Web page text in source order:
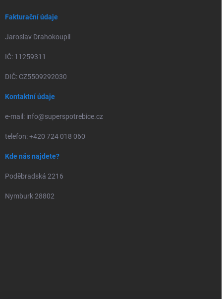
Fakturační údaje
Jaroslav Drahokoupil
IČ: 11259311
DIČ: CZ5509292030
Kontaktní údaje
e-mail: info@superspotrebice.cz
telefon: +420 724 018 060
Kde nás najdete?
Poděbradská 2216
Nymburk 28802